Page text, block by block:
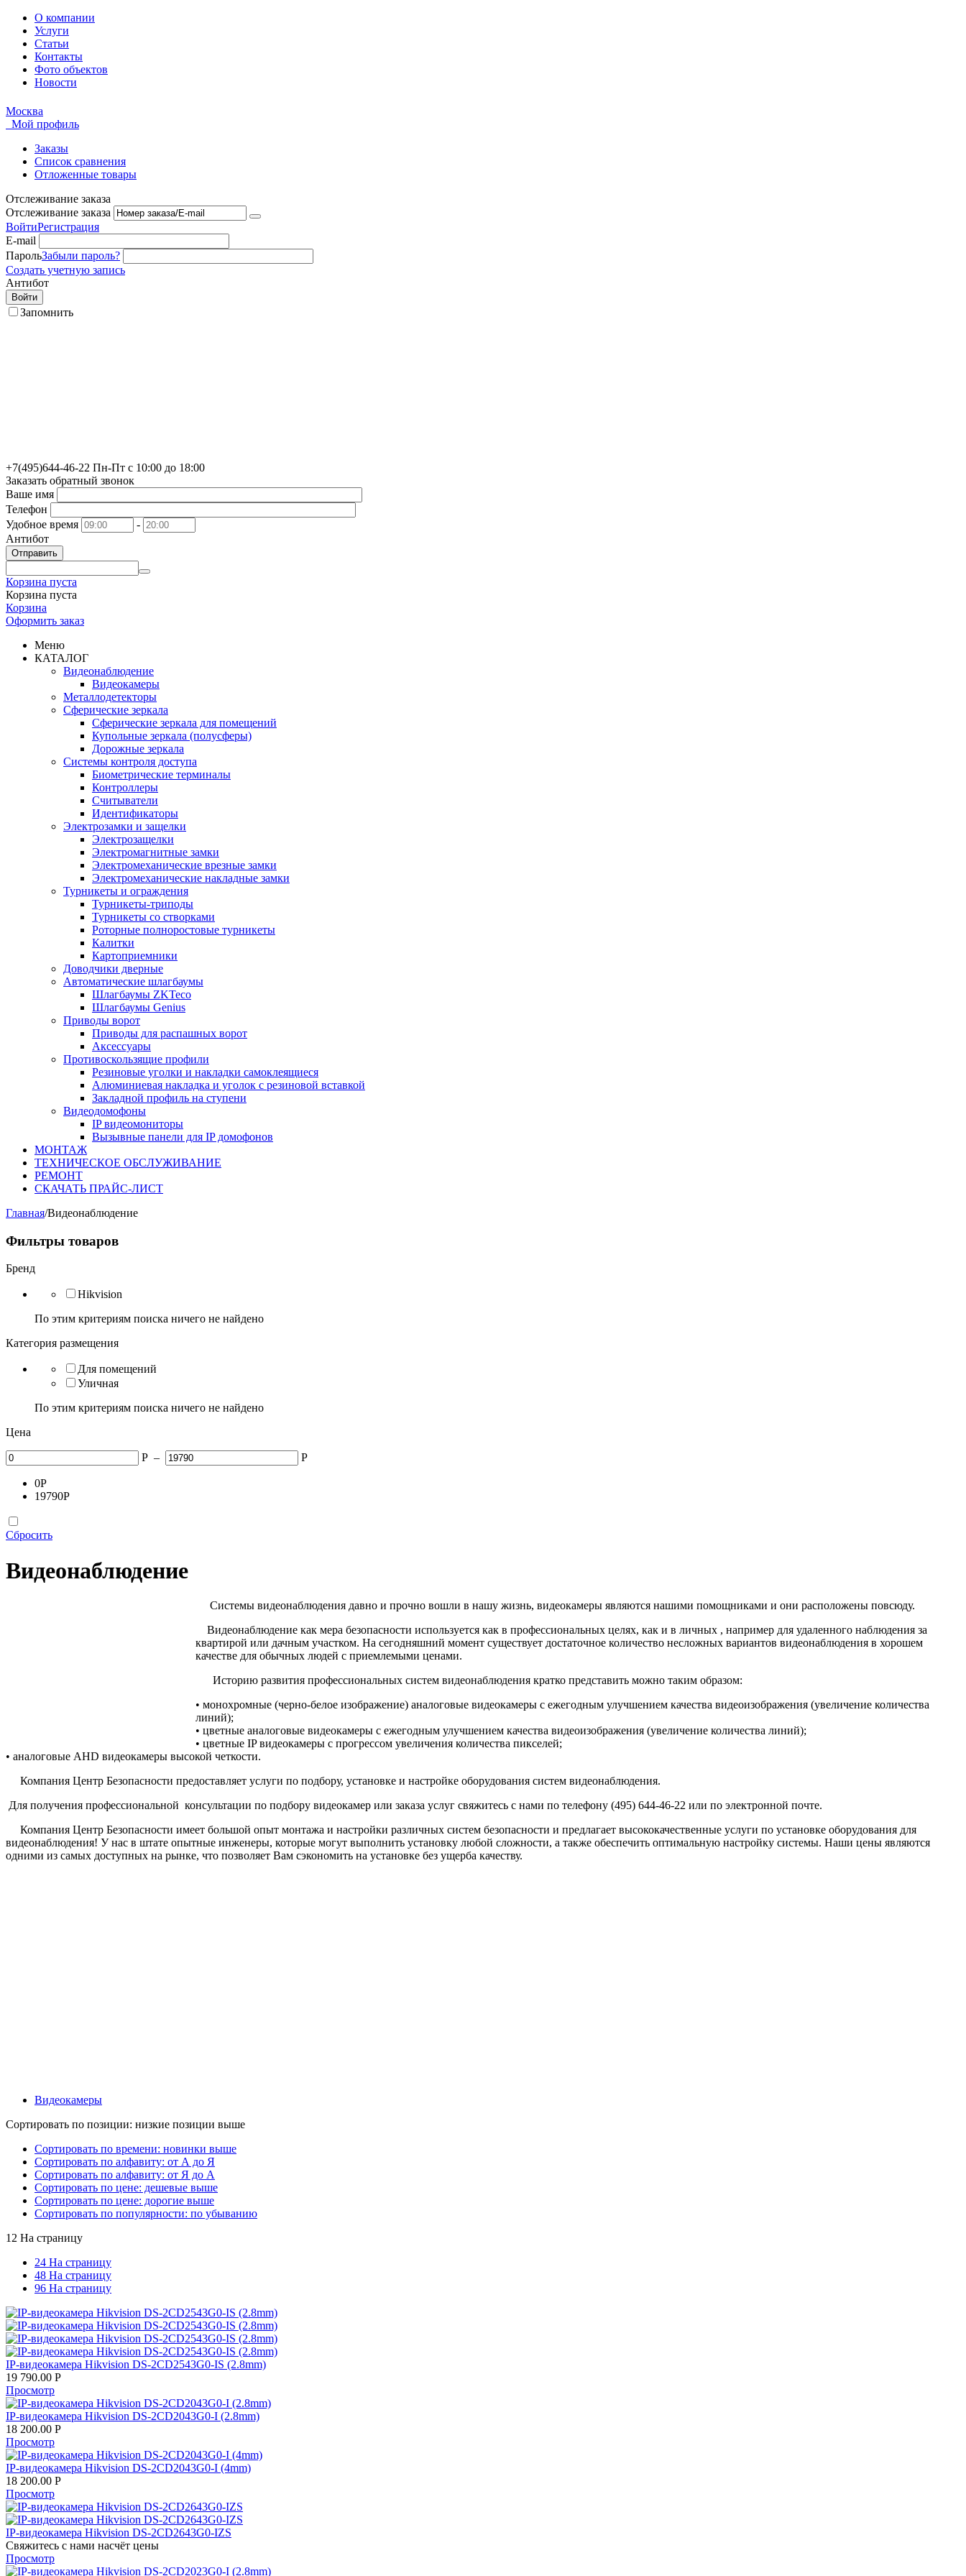
О компании
Услуги
Статьи
Контакты
Фото объектов
Новости
Москва
Мой профиль
Заказы
Список сравнения
Отложенные товары
Отслеживание заказа
Отслеживание заказа
ВойтиРегистрация
E-mail
ПарольЗабыли пароль?
Создать учетную запись
Антибот
Войти
Запомнить
+7(495)644-46-22 Пн-Пт с 10:00 до 18:00
Заказать обратный звонок
Ваше имя
Телефон
Удобное время
-
Антибот
Отправить
Корзина пуста
Корзина пуста
Корзина
Оформить заказ
Меню
КАТАЛОГ
Видеонаблюдение
Видеокамеры
Металлодетекторы
Сферические зеркала
Сферические зеркала для помещений
Купольные зеркала (полусферы)
Дорожные зеркала
Системы контроля доступа
Биометрические терминалы
Контроллеры
Считыватели
Идентификаторы
Электрозамки и защелки
Электрозащелки
Электромагнитные замки
Электромеханические врезные замки
Электромеханические накладные замки
Турникеты и ограждения
Турникеты-триподы
Турникеты со створками
Роторные полноростовые турникеты
Калитки
Картоприемники
Доводчики дверные
Автоматические шлагбаумы
Шлагбаумы ZKTeco
Шлагбаумы Genius
Приводы ворот
Приводы для распашных ворот
Аксессуары
Противоскользящие профили
Резиновые уголки и накладки самоклеящиеся
Алюминиевая накладка и уголок с резиновой вставкой
Закладной профиль на ступени
Видеодомофоны
IP видеомониторы
Вызывные панели для IP домофонов
МОНТАЖ
ТЕХНИЧЕСКОЕ ОБСЛУЖИВАНИЕ
РЕМОНТ
СКАЧАТЬ ПРАЙС-ЛИСТ
Главная/Видеонаблюдение
Фильтры товаров
Бренд
Hikvision
По этим критериям поиска ничего не найдено
Категория размещения
Для помещений
Уличная
По этим критериям поиска ничего не найдено
Цена
Р – Р
0Р
19790Р
Сбросить
Видеонаблюдение
Системы видеонаблюдения давно и прочно вошли в нашу жизнь, видеокамеры являются нашими помощниками и они расположены повсюду.
Видеонаблюдение как мера безопасности используется как в профессиональных целях, как и в личных , например для удаленного наблюдения за
квартирой или дачным участком. На сегодняшний момент существует достаточное количество несложных вариантов видеонаблюдения в хорошем
качестве для обычных людей с приемлемыми ценами.
Историю развития професcиональных систем видеонаблюдения кратко представить можно таким образом:
• монохромные (черно-белое изображение) аналоговые видеокамеры с ежегодным улучшением качества видеоизображения (увеличение количества
линий);
• цветные аналоговые видеокамеры с ежегодным улучшением качества видеоизображения (увеличение количества линий);
• цветные IP видеокамеры с прогрессом увеличения количества пикселей;
• аналоговые AHD видеокамеры высокой четкости.
Компания Центр Безопасности предоставляет услуги по подбору, установке и настройке оборудования систем видеонаблюдения.
Для получения профессиональной консультации по подбору видеокамер или заказа услуг свяжитесь с нами по телефону (495) 644-46-22 или по электронной почте.
Компания Центр Безопасности имеет большой опыт монтажа и настройки различных систем безопасности и предлагает высококачественные услуги по установке оборудования для
видеонаблюдения! У нас в штате опытные инженеры, которые могут выполнить установку любой сложности, а также обеспечить оптимальную настройку системы. Наши цены являются
одними из самых доступных на рынке, что позволяет Вам сэкономить на установке без ущерба качеству.
Видеокамеры
Сортировать по позиции: низкие позиции выше
Сортировать по времени: новинки выше
Сортировать по алфавиту: от А до Я
Сортировать по алфавиту: от Я до А
Сортировать по цене: дешевые выше
Сортировать по цене: дорогие выше
Сортировать по популярности: по убыванию
12 На страницу
24 На страницу
48 На страницу
96 На страницу
IP-видеокамера Hikvision DS-2CD2543G0-IS (2.8mm)
19 790.00 Р
Просмотр
IP-видеокамера Hikvision DS-2CD2043G0-I (2.8mm)
18 200.00 Р
Просмотр
IP-видеокамера Hikvision DS-2CD2043G0-I (4mm)
18 200.00 Р
Просмотр
IP-видеокамера Hikvision DS-2CD2643G0-IZS
Свяжитесь с нами насчёт цены
Просмотр